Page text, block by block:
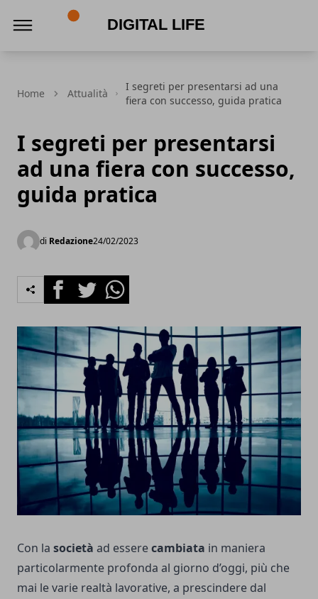
Home Attualità
I segreti per presentarsi ad una
fiera con successo, guida pratica
I segreti per presentarsi
ad una fiera con successo,
guida pratica
di Redazione24/02/2023
FacebookTwitterWhatsapp
Con la società ad esserecambiata in maniera
particolarmente profonda al giorno d’oggi, più che
mai le varie realtà lavorative, a prescindere dal